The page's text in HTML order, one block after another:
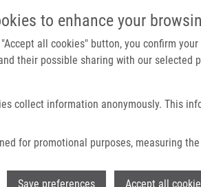
to enhance your
all cookies" button, you confirm
their possible sharing with our selected
collect information anonymously. This
for promotional purposes, measuring
Save preferences Accept all
navigace
Tereza
Tereza